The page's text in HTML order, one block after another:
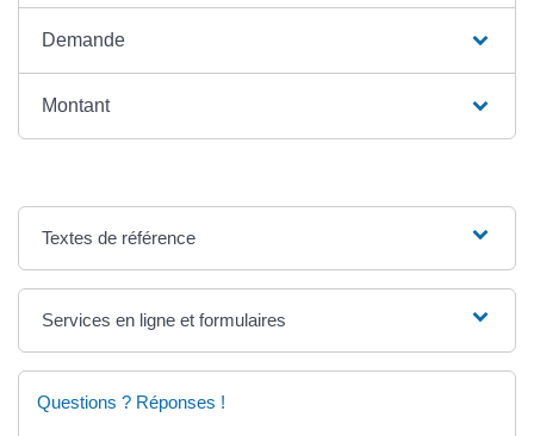
Demande
Montant
Textes de référence
Services en ligne et formulaires
Questions ? Réponses !